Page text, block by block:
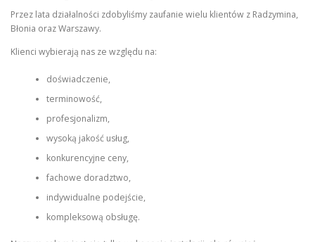
Przez lata działalności zdobyliśmy zaufanie wielu klientów z Radzymina,
Błonia oraz Warszawy.
Klienci wybierają nas ze względu na:
doświadczenie,
terminowość,
profesjonalizm,
wysoką jakość usług,
konkurencyjne ceny,
fachowe doradztwo,
indywidualne podejście,
kompleksową obsługę.